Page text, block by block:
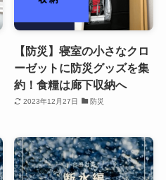
【防災】寝室の小さなクロ
ーゼットに防災グッズを集
約！食糧は廊下収納へ
2023年12月27日 防災